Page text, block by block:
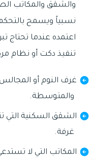
والشقق والمكاتب
نسبياً ويسمح
اعتمده عندما تحتاج
تنفيذ دكت أو نظام
غرف النوم أو
والمتوسطة.
الشقق السكنية التي
غرفة.
المكاتب التي لا